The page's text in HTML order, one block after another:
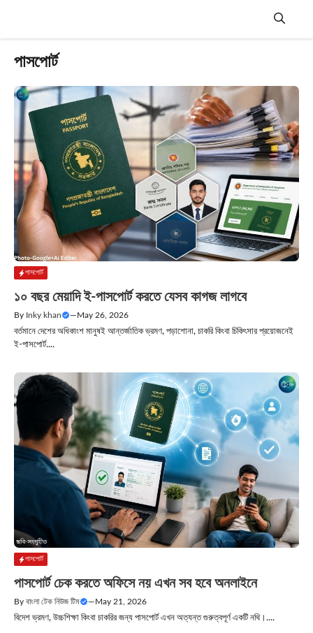
Menu
পাসপোর্ট
পাসপোর্ট
১০ বছর মেয়াদি ই-পাসপোর্ট করতে যেসব কাগজ লাগবে
By Inky khan —May 26, 2026
বর্তমানে দেশের অধিকাংশ মানুষই আন্তর্জাতিক ভ্রমণ, পড়াশোনা, চাকরি কিংবা চিকিৎসার প্রয়োজনেই
ই-পাসপোর্ট....
পাসপোর্ট
পাসপোর্ট চেক করতে অফিসে নয় এখন সব হবে অনলাইনে
By বাংলা টেক নিউজ টিম —May 21, 2026
বিদেশ ভ্রমণ, উচ্চশিক্ষা কিংবা চাকরির জন্য পাসপোর্ট এখন অত্যন্ত গুরুত্বপূর্ণ একটি নথি।....